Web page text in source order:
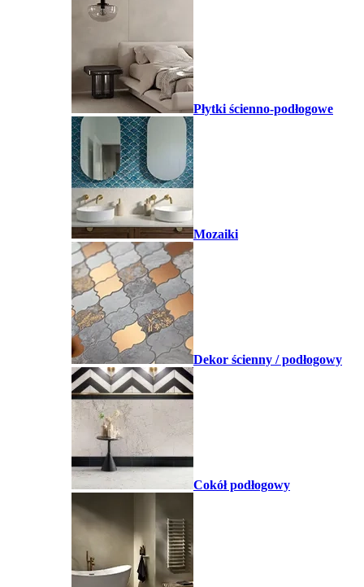
Płytki ścienno-podłogowe
Mozaiki
Dekor ścienny / podłogowy
Cokół podłogowy